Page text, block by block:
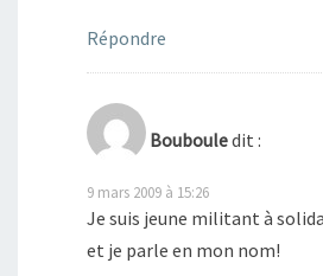
Répondre
Boubouledit :
9 mars 2009 à 15:26
Je suis jeune militant à
et je parle en mon nom!